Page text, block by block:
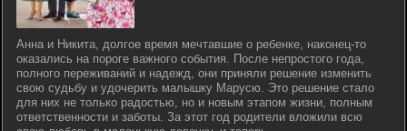
Анна и Никита, долгое время мечтавшие о ребенке, наконец-то
оказались на пороге важного события. После непростого года,
полного переживаний и надежд, они приняли решение изменить
свою судьбу и удочерить малышку Марусю. Это решение стало
для них не только радостью, но и новым этапом жизни, полным
ответственности и заботы. За этот год родители вложили всю